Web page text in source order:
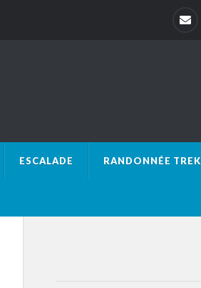
ESCALADE RANDONNÉE TREK